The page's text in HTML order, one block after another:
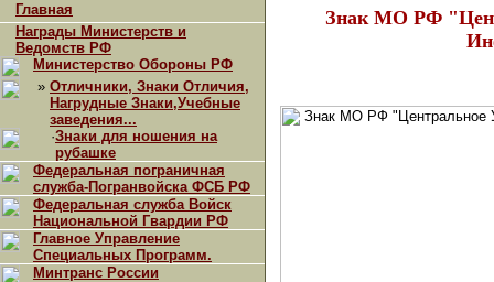
Главная
Награды Министерств и
Ведомств РФ
Министерство Обороны РФ
» Отличники, Знаки Отличия,
Нагрудные Знаки,Учебные
заведения...
·Знаки для ношения на
рубашке
Федеральная пограничная
служба-Погранвойска ФСБ РФ
Федеральная служба Войск
Национальной Гвардии РФ
Главное Управление
Специальных Программ.
Минтранс России
Знак МО РФ